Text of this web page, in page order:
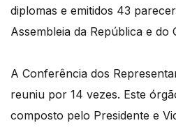
diplomas e emitidos 43
Assembleia da República e do
A Conferência dos
reuniu por 14 vezes. Este
composto pelo Presidente e